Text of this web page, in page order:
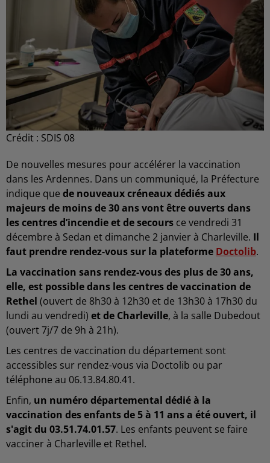
Crédit : SDIS 08
De nouvelles mesures pour accélérer la vaccination
dans les Ardennes. Dans un communiqué, la Préfecture
indique que de nouveaux créneaux dédiés aux
majeurs de moins de 30 ans vont être ouverts dans
les centres d’incendie et de secours ce vendredi 31
décembre à Sedan et dimanche 2 janvier à Charleville. Il
faut prendre rendez-vous sur la plateforme Doctolib.
La vaccination sans rendez-vous des plus de 30 ans,
elle, est possible dans les centres de vaccination de
Rethel (ouvert de 8h30 à 12h30 et de 13h30 à 17h30 du
lundi au vendredi) et de Charleville, à la salle Dubedout
(ouvert 7j/7 de 9h à 21h).
Les centres de vaccination du département sont
accessibles sur rendez-vous via Doctolib ou par
téléphone au 06.13.84.80.41.
Enfin, un numéro départemental dédié à la
vaccination des enfants de 5 à 11 ans a été ouvert, il
s'agit du 03.51.74.01.57. Les enfants peuvent se faire
vacciner à Charleville et Rethel.